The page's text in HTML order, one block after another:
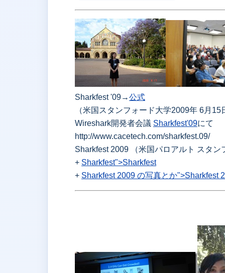
Sharkfest '09→公式
（米国スタンフォード大学2009年 6月15
Wireshark開発者会議 Sharkfest'09にて
http://www.cacetech.com/sharkfest.09/
Sharkfest 2009 （米国パロアルト スタン
+ Sharkfest">Sharkfest
+ Sharkfest 2009 の写真とか">Sharkfest